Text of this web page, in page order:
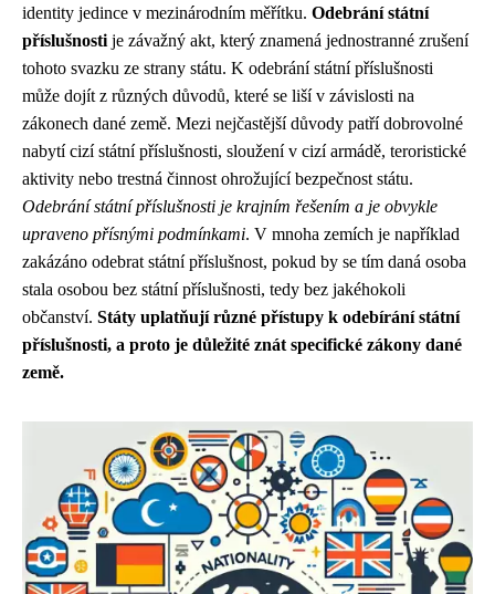
identity jedince v mezinárodním měřítku. Odebrání státní
příslušnosti je závažný akt, který znamená jednostranné zrušení
tohoto svazku ze strany státu. K odebrání státní příslušnosti
může dojít z různých důvodů, které se liší v závislosti na
zákonech dané země. Mezi nejčastější důvody patří dobrovolné
nabytí cizí státní příslušnosti, sloužení v cizí armádě, teroristické
aktivity nebo trestná činnost ohrožující bezpečnost státu.
Odebrání státní příslušnosti je krajním řešením a je obvykle
upraveno přísnými podmínkami. V mnoha zemích je například
zakázáno odebrat státní příslušnost, pokud by se tím daná osoba
stala osobou bez státní příslušnosti, tedy bez jakéhokoli
občanství. Státy uplatňují různé přístupy k odebírání státní
příslušnosti, a proto je důležité znát specifické zákony dané
země.